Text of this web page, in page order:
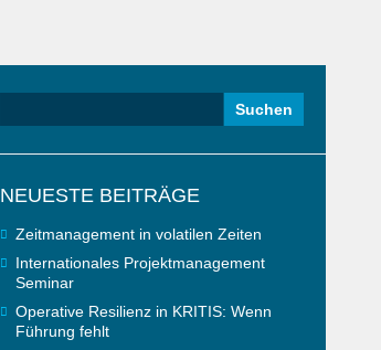
NEUESTE BEITRÄGE
Zeitmanagement in volatilen Zeiten
Internationales Projektmanagement
Seminar
Operative Resilienz in KRITIS: Wenn
Führung fehlt